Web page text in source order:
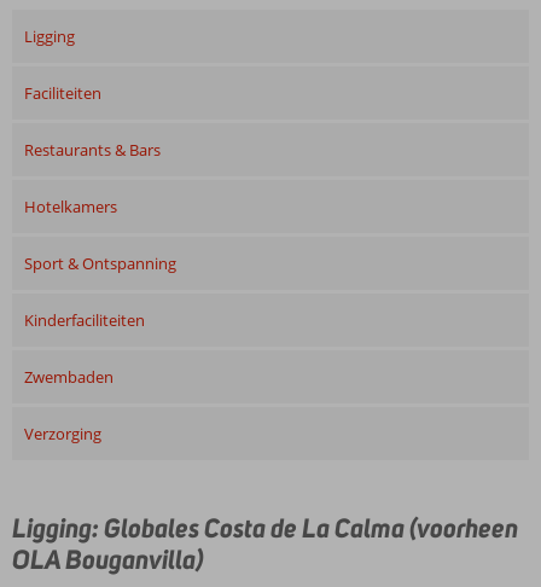
Ligging
Faciliteiten
Restaurants & Bars
Hotelkamers
Sport & Ontspanning
Kinderfaciliteiten
Zwembaden
Verzorging
Ligging: Globales Costa de La Calma (voorheen
OLA Bouganvilla)